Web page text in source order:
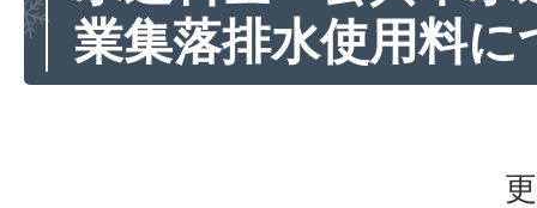
業集落排水使用料に